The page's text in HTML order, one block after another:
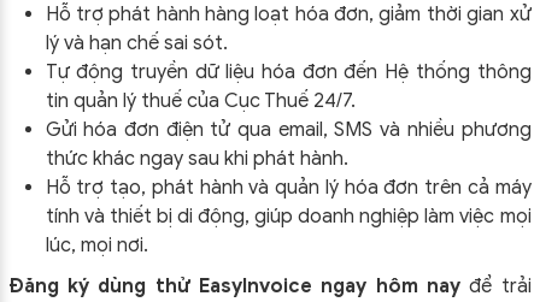
Hỗ trợ phát hành hàng loạt hóa đơn, giảm thời gian xử
lý và hạn chế sai sót.
Tự động truyền dữ liệu hóa đơn đến Hệ thống thông
tin quản lý thuế của Cục Thuế 24/7.
Gửi hóa đơn điện tử qua email, SMS và nhiều phương
thức khác ngay sau khi phát hành.
Hỗ trợ tạo, phát hành và quản lý hóa đơn trên cả máy
tính và thiết bị di động, giúp doanh nghiệp làm việc mọi
lúc, mọi nơi.
Đăng ký dùng thử EasyInvoice ngay hôm nayđể trải